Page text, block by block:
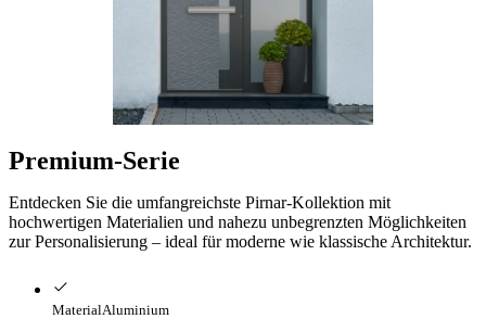
Premium-Serie
Entdecken Sie die umfangreichste Pirnar-Kollektion mit
hochwertigen Materialien und nahezu unbegrenzten Möglichkeiten
zur Personalisierung – ideal für moderne wie klassische Architektur.
MaterialAluminium